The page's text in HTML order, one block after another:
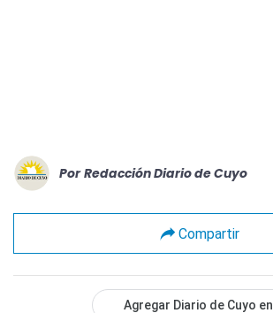
Por Redacción Diario de Cuyo
Compartir
Agregar Diario de Cuyo en